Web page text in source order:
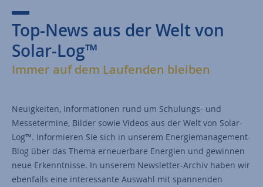
Top-News aus der Welt von
Solar-Log™
Immer auf dem Laufenden bleiben
Neuigkeiten, Informationen rund um Schulungs- und
Messetermine, Bilder sowie Videos aus der Welt von Solar-
Log™. Informieren Sie sich in unserem Energiemanagement-
Blog über das Thema erneuerbare Energien und gewinnen
neue Erkenntnisse. In unserem Newsletter-Archiv haben wir
ebenfalls eine interessante Auswahl mit spannenden